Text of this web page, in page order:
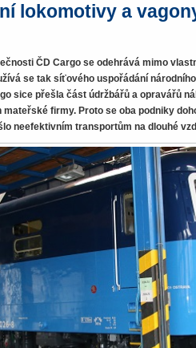
lokomotivy a
ČD Cargo se odehrává mimo
se tak síťového uspořádání
sice přešla část údržbářů a opravářů
firmy. Proto se oba podniky
neefektivním transportům na dlouhé